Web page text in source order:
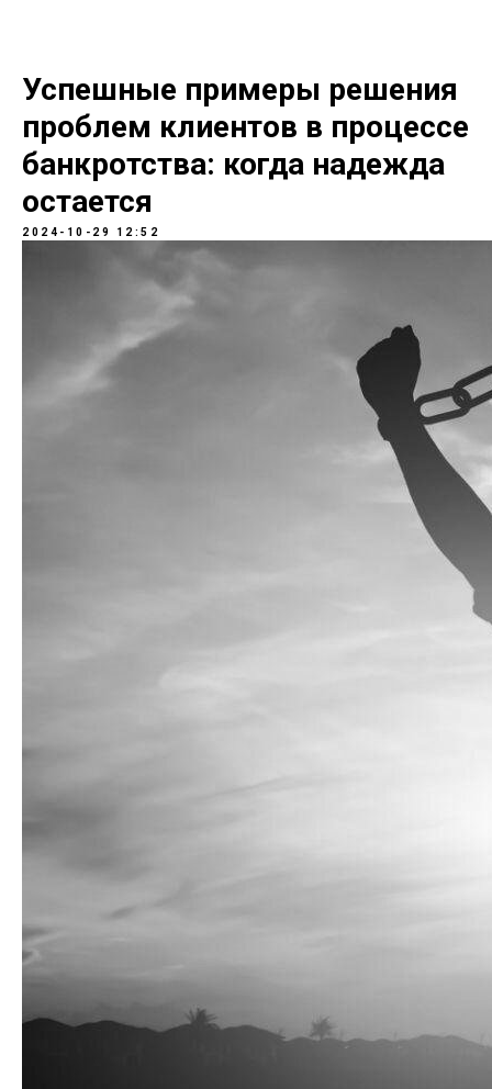
Успешные примеры решения
проблем клиентов в процессе
банкротства: когда надежда
остается
2024-10-29 12:52